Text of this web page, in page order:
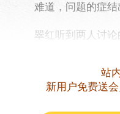
难道，问题的症结
翠红听到两人讨论
时偷瞄一眼沐重九。站
新用户免费送